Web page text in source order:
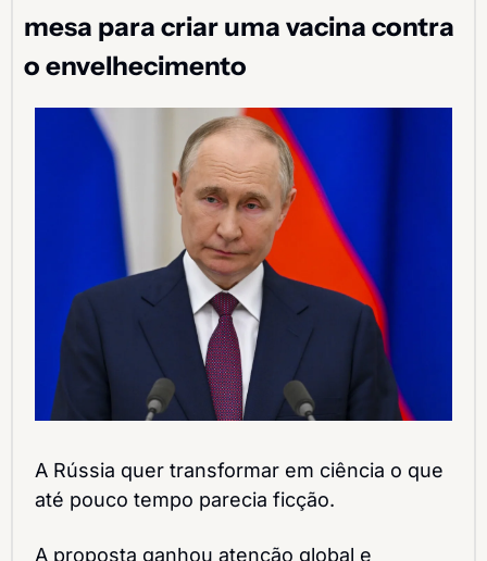
mesa para criar uma vacina contra
o envelhecimento
A Rússia quer transformar em ciência o que
até pouco tempo parecia ficção.
A proposta ganhou atenção global e